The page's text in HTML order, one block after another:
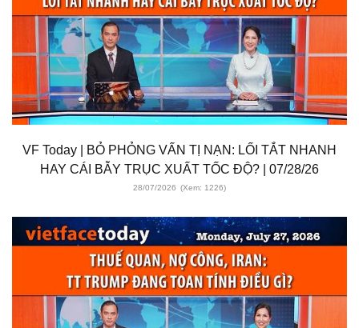
VF Today | BỎ PHỎNG VẤN TỊ NẠN: LỐI TẮT NHANH
HAY CÁI BẪY TRỤC XUẤT TỐC ĐỘ? | 07/28/26
28/07/2026 (Xem: 1226)